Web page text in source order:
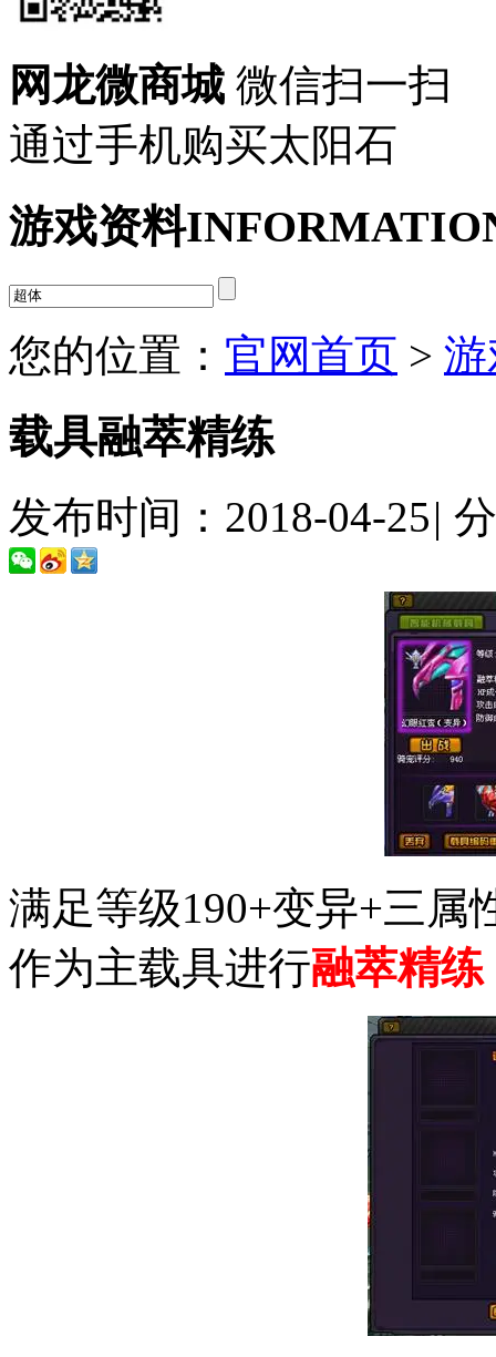
网龙微商城 微信扫一扫
通过手机购买太阳石
游戏资料
您的位置： 官网首页 >
载具融萃精练
发布时间：2018-04-25|
满足等级190+变异+三属
作为主载具进行融萃精练